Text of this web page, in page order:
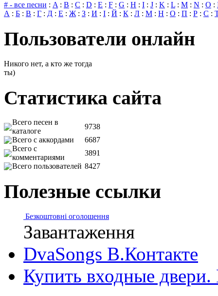
# - все песни : A : B : C : D : E : F : G : H : I : J : K : L : M : N : O :
А : Б : В : Г : Д : Е : Ж : З : И : І : Й : К : Л : М : Н : О : П : Р : С :
Пользователи онлайн
Никого нет, а кто же тогда
ты)
Статистика сайта
Всего песен в
каталоге
9738
Всего с аккордами
6687
Всего с
комментариями
3891
Всего пользователей 8427
Полезные ссылки
Безкоштовні оголошення
Завантаження
DvaSongs В.Контакте
Купить входные двери.